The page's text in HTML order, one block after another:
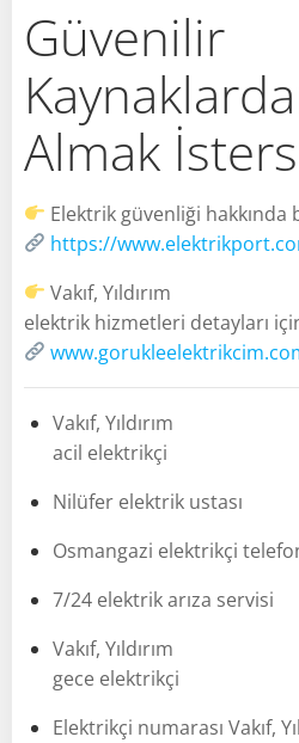
Güvenilir
Almak
Elektrik güvenliği hakkında
https://
Vakıf, Yıldırım
elektrik hizmetleri detayları
Vakıf, Yıldırım
acil elektrikçi
Nilüfer elektrik ustası
Osmangazi elektrikçi
7/24 elektrik arıza servisi
Vakıf, Yıldırım
gece elektrikçi
Elektrikçi numarası Vakıf,